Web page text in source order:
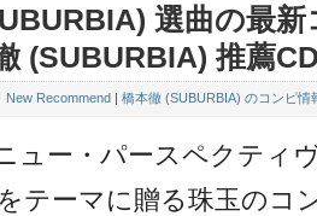
選曲の最
(SUBURBIA) 推薦
New Recommend 橋本徹 (SUBURBIA) のコンピ情
ュー・パースペクティ
テーマに贈る珠玉のコ